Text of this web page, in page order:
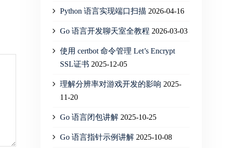
Python 语言实现端口扫描 2026-04-16
Go 语言开发聊天室全教程 2026-03-03
使用 certbot 命令管理 Let’s Encrypt
SSL证书 2025-12-05
理解分辨率对游戏开发的影响 2025-
11-20
Go 语言闭包讲解 2025-10-25
Go 语言指针示例讲解 2025-10-08